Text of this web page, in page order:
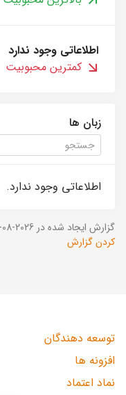
اطلاعاتی وجود ندارد
کمترین محبوبیت
زبان ها
اطلاعاتی وجود ندارد.
گزارش ایجاد شده در 2026-08-08 ساعت 23:04:30 (UTC +03:30).
کردن گزارش
توسعه دهندگان
افزونه ها
نماد اعتماد